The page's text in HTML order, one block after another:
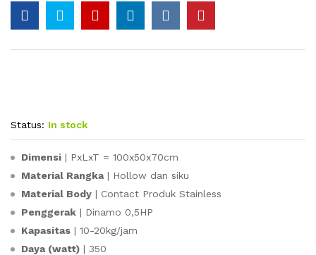
Status: In stock
Dimensi | PxLxT = 100x50x70cm
Material Rangka| Hollow dan siku
Material Body | Contact Produk Stainless
Penggerak | Dinamo 0,5HP
Kapasitas | 10-20kg/jam
Daya (watt) | 350